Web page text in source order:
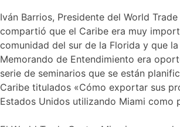
Iván Barrios, Presidente del World
compartió que el Caribe era muy
comunidad del sur de la Florida y que
Memorando de Entendimiento era
serie de seminarios que se están
Caribe titulados «Cómo exportar sus
Estados Unidos utilizando Miami como